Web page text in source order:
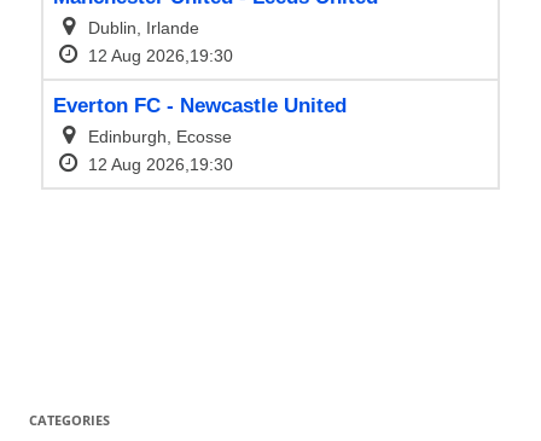
CATEGORIES